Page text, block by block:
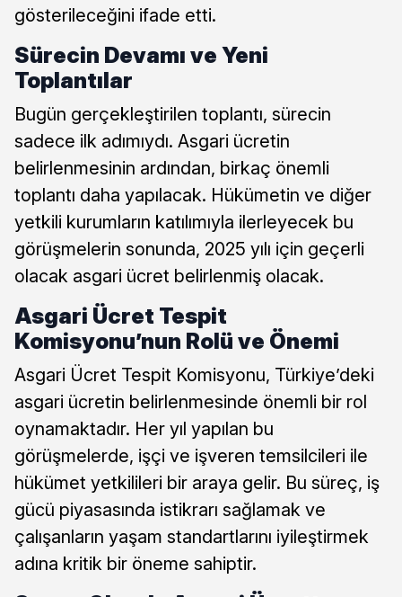
gösterileceğini ifade etti.
Sürecin Devamı ve Yeni
Toplantılar
Bugün gerçekleştirilen toplantı, sürecin
sadece ilk adımıydı. Asgari ücretin
belirlenmesinin ardından, birkaç önemli
toplantı daha yapılacak. Hükümetin ve diğer
yetkili kurumların katılımıyla ilerleyecek bu
görüşmelerin sonunda, 2025 yılı için geçerli
olacak asgari ücret belirlenmiş olacak.
Asgari Ücret Tespit
Komisyonu’nun Rolü ve Önemi
Asgari Ücret Tespit Komisyonu, Türkiye’deki
asgari ücretin belirlenmesinde önemli bir rol
oynamaktadır. Her yıl yapılan bu
görüşmelerde, işçi ve işveren temsilcileri ile
hükümet yetkilileri bir araya gelir. Bu süreç, iş
gücü piyasasında istikrarı sağlamak ve
çalışanların yaşam standartlarını iyileştirmek
adına kritik bir öneme sahiptir.